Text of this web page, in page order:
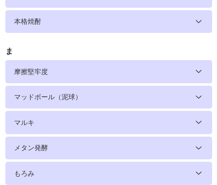
本格焼酎
ま
摩擦堅牢度
マッドボール（泥球）
マルキ
メタン発酵
もろみ